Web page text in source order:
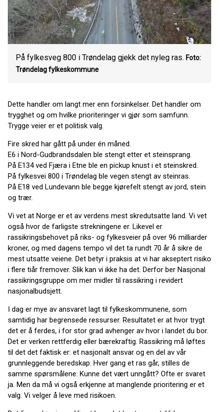
På fylkesveg 800 i Trøndelag gjekk det nyleg ras. Foto:
Trøndelag fylkeskommune
Dette handler om langt mer enn forsinkelser. Det handler om
trygghet og om hvilke prioriteringer vi gjør som samfunn.
Trygge veier er et politisk valg.
Fire skred har gått på under én måned.
E6 i Nord-Gudbrandsdalen ble stengt etter et steinsprang.
På E134 ved Fjæra i Etne ble en pickup knust i et steinskred.
På fylkesvei 800 i Trøndelag ble vegen stengt av steinras.
På E18 ved Lundevann ble begge kjørefelt stengt av jord, stein
og trær.
Vi vet at Norge er et av verdens mest skredutsatte land. Vi vet
også hvor de farligste strekningene er. Likevel er
rassikringsbehovet på riks- og fylkesveier på over 96 milliarder
kroner, og med dagens tempo vil det ta rundt 70 år å sikre de
mest utsatte veiene. Det betyr i praksis at vi har akseptert risiko
i flere tiår fremover. Slik kan vi ikke ha det. Derfor ber Nasjonal
rassikringsgruppe om mer midler til rassikring i revidert
nasjonalbudsjett.
I dag er mye av ansvaret lagt til fylkeskommunene, som
samtidig har begrensede ressurser. Resultatet er at hvor trygt
det er å ferdes, i for stor grad avhenger av hvor i landet du bor.
Det er verken rettferdig eller bærekraftig. Rassikring må løftes
til det det faktisk er: et nasjonalt ansvar og en del av vår
grunnleggende beredskap. Hver gang et ras går, stilles de
samme spørsmålene: Kunne det vært unngått? Ofte er svaret
ja. Men da må vi også erkjenne at manglende prioritering er et
valg. Vi velger å leve med risikoen.